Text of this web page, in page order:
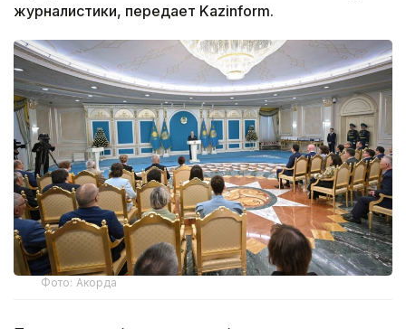
журналистики, передает Kazinform.
Фото: Акорда